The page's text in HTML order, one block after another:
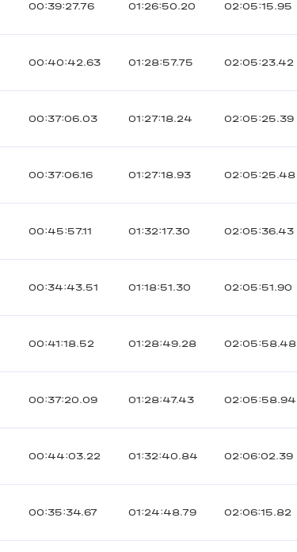
00:39:27.76 01:26:50.20 02:05:15.95
00:40:42.63 01:28:57.75 02:05:23.42
00:37:06.03 01:27:18.24 02:05:25.39
00:37:06.16 01:27:18.93 02:05:25.48
00:45:57.11 01:32:17.30 02:05:36.43
00:34:43.51 01:18:51.30 02:05:51.90
00:41:18.52 01:28:49.28 02:05:58.48
00:37:20.09 01:28:47.43 02:05:58.94
00:44:03.22 01:32:40.84 02:06:02.39
00:35:34.67 01:24:48.79 02:06:15.82